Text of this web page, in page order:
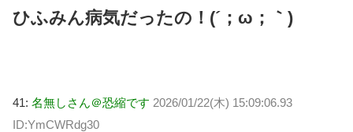
ひふみん病気だったの！(´；ω；｀)
41: 名無しさん＠恐縮です 2026/01/22(木) 15:09:06.93
ID:YmCWRdg30